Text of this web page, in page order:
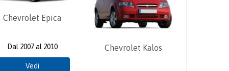
Chevrolet Epica
Dal 2007 al 2010
Vedi
Chevrolet Kalos